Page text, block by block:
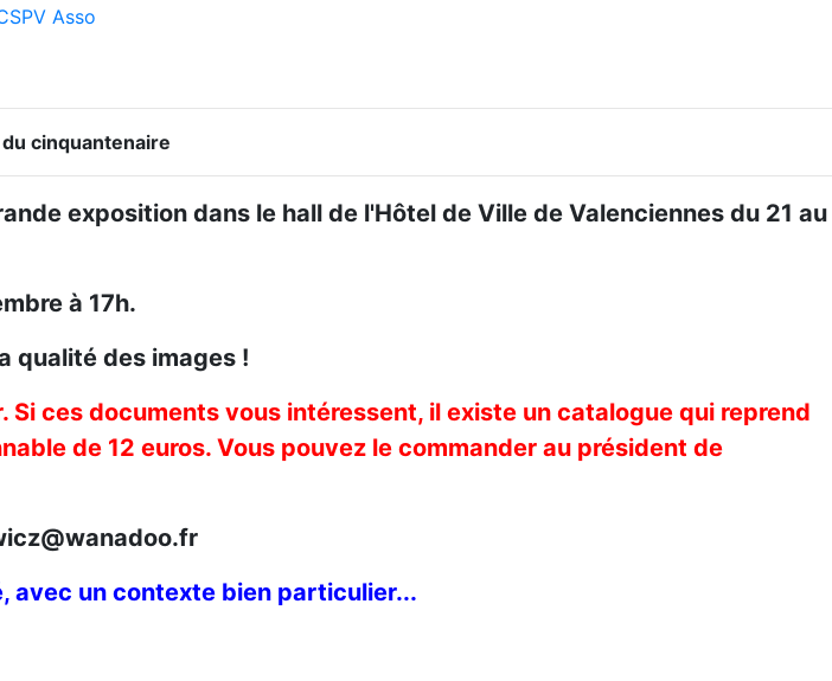
cinquantenaire
exposition dans le hall de l'Hôtel de Ville de Valenciennes du 21 au
à 17h.
qualité des images !
ces documents vous intéressent, il existe un catalogue qui reprend
de 12 euros. Vous pouvez le commander au président de
avec un contexte bien particulier...